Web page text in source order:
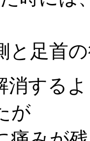
と足首
消する
が